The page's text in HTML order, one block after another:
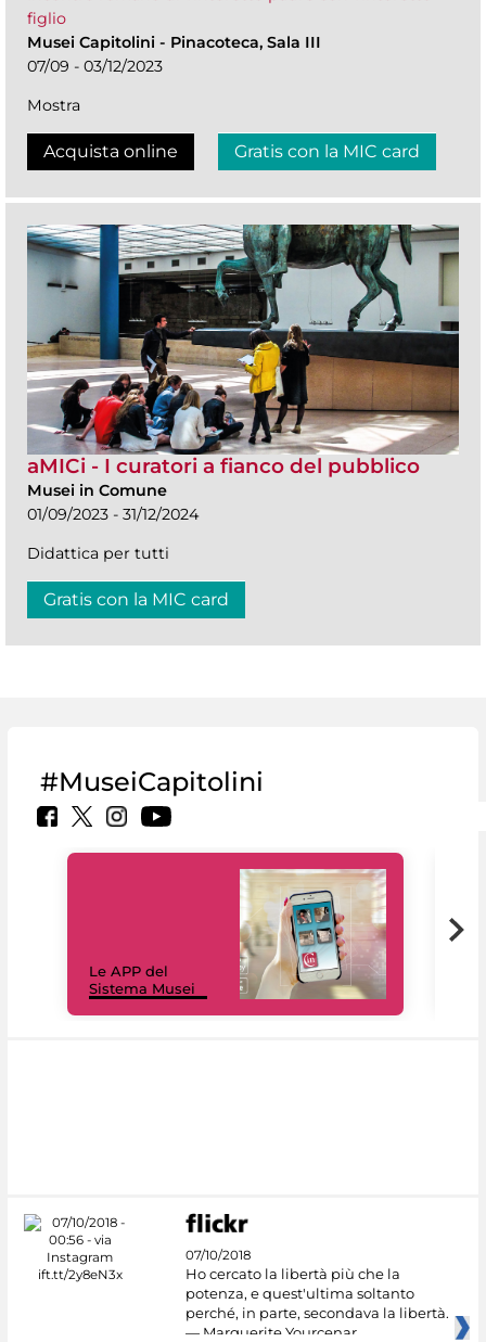
figlio
Musei Capitolini - Pinacoteca, Sala III
07/09 - 03/12/2023
Mostra
Acquista online Gratis con la MIC card
aMICi - I curatori a fianco del pubblico
Musei in Comune
01/09/2023 - 31/12/2024
Didattica per tutti
Gratis con la MIC card
#MuseiCapitolini
Le APP del
Sistema Musei
07/10/2018
Ho cercato la libertà più che la
potenza, e quest'ultima soltanto
perché, in parte, secondava la libertà.
— Marguerite Yourcenar